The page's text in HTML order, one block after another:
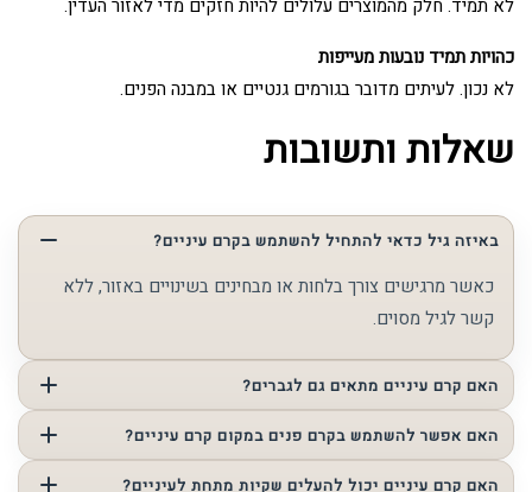
לא תמיד. חלק מהמוצרים עלולים להיות חזקים מדי לאזור העדין.
כהויות תמיד נובעות מעייפות
לא נכון. לעיתים מדובר בגורמים גנטיים או במבנה הפנים.
שאלות ותשובות
באיזה גיל כדאי להתחיל להשתמש בקרם עיניים?
כאשר מרגישים צורך בלחות או מבחינים בשינויים באזור, ללא
קשר לגיל מסוים.
האם קרם עיניים מתאים גם לגברים?
בהחלט. העור סביב העיניים דומה אצל נשים וגברים.
האם אפשר להשתמש בקרם פנים במקום קרם עיניים?
בחלק מהמקרים כן, אך זה תלוי במוצר ובמצב העור.
האם קרם עיניים יכול להעלים שקיות מתחת לעיניים?